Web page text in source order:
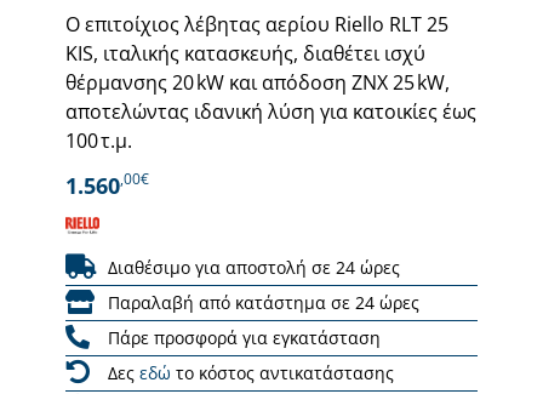
Ο επιτοίχιος λέβητας αερίου Riello RLT 25
KIS, ιταλικής κατασκευής, διαθέτει ισχύ
θέρμανσης 20 kW και απόδοση ΖΝΧ 25 kW,
αποτελώντας ιδανική λύση για κατοικίες έως
100 τ.μ.
1.560,00€
Διαθέσιμο για αποστολή σε 24 ώρες
Παραλαβή από κατάστημα σε 24 ώρες
Πάρε προσφορά για εγκατάσταση
Δες εδώ το κόστος αντικατάστασης